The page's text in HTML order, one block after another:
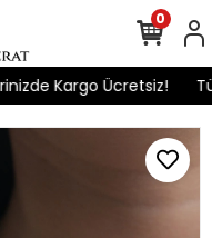
Kargo Ücretsiz!
0